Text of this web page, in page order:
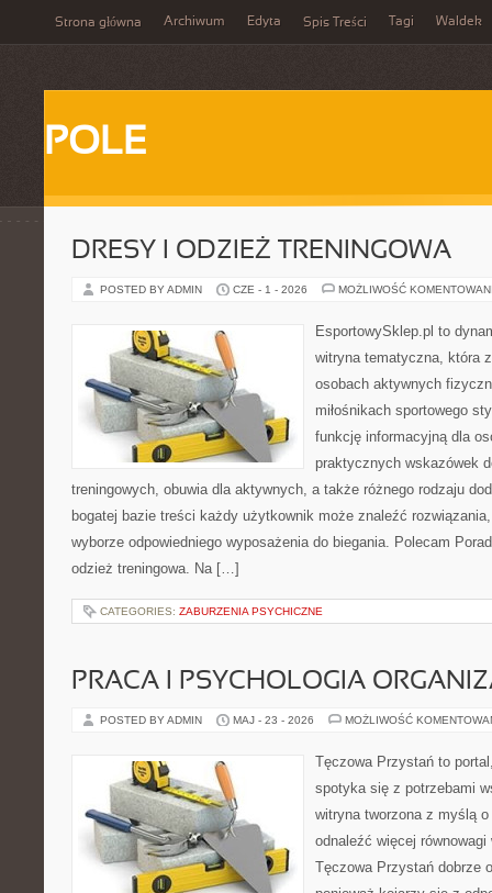
Strona główna Archiwum Edyta Spis Treści Tagi Waldek
POLE
DRESY I ODZIEŻ TRENINGOWA
POSTED BY ADMIN CZE - 1 - 2026 MOŻLIWOŚĆ
EsportowySklep.pl to
witryna tematyczna, która
osobach aktywnych
miłośnikach sportowego
funkcję informacyjną dla
praktycznych wskazówek
treningowych, obuwia dla aktywnych, a także różnego rodzaju
bogatej bazie treści każdy użytkownik może znaleźć
wyborze odpowiedniego wyposażenia do biegania. Polecam
odzież treningowa. Na […]
CATEGORIES: ZABURZENIA PSYCHICZNE
PRACA I PSYCHOLOGIA
POSTED BY ADMIN MAJ - 23 - 2026 MOŻLIWOŚĆ
Tęczowa Przystań to
spotyka się z potrzebami
witryna tworzona z myślą
odnaleźć więcej
Tęczowa Przystań dobrze